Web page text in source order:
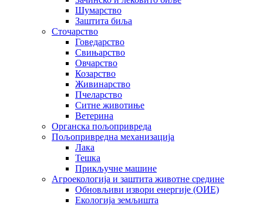
Шумарство
Заштита биља
Сточарство
Говедарство
Свињарство
Овчарство
Козарство
Живинарство
Пчеларство
Ситне животиње
Ветерина
Органска пољопривреда
Пољопривредна механизација
Лака
Тешка
Прикључне машине
Агроекологија и заштита животне средине
Обновљиви извори енергије (ОИЕ)
Екологија земљишта